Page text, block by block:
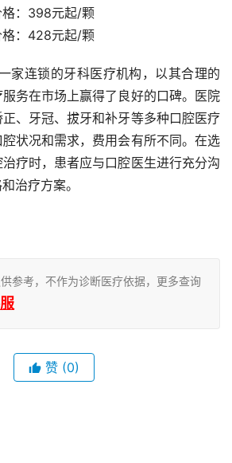
：398元起/颗
：428元起/颗
务在市场上赢得了良好的口碑。医院
、牙冠、拔牙和补牙等多种口腔医疗
状况和需求，费用会有所不同。在选
疗时，患者应与口腔医生进行充分沟
治疗方案。
参考，不作为诊断医疗依据，更多查询
赞 (0)